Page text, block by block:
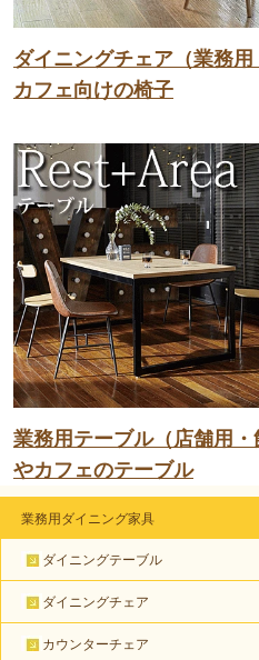
ダイニングチェア（業務
カフェ向けの椅子
業務用テーブル（店舗用
やカフェのテーブル
業務用ダイニング家具
ダイニングテーブル
ダイニングチェア
カウンターチェア